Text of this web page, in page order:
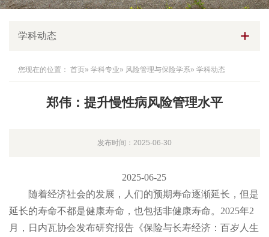
学科动态
您现在的位置： 首页» 学科专业» 风险管理与保险学系» 学科动态
郑伟：提升慢性病风险管理水平
发布时间：2025-06-30
2025-06-25
随着经济社会的发展，人们的预期寿命逐渐延长，但是
延长的寿命不都是健康寿命，也包括非健康寿命。2025年2
月，日内瓦协会发布研究报告《保险与长寿经济：百岁人生